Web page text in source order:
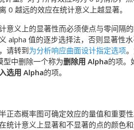
0 越远的效应在统计意义上越显著。
意义上的显著性而必须使点与零间隔
alpha 值的逐步选择法，否则显著性
请转到为分析响应曲面设计指定选项
型中删除一个称为删除用 Alpha的项。
入选用 Alpha的项。
正态概率图可确定效应的量值和重要
统计意义上显著和不显著的点的颜色